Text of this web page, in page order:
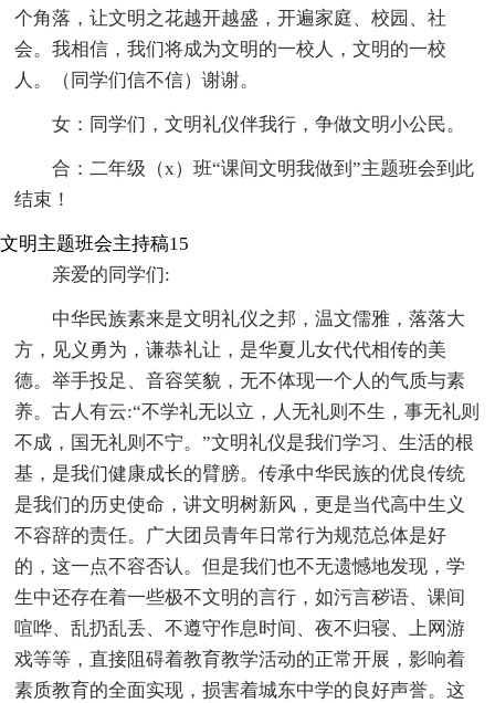
个角落，让文明之花越开越盛，开遍家庭、校园、社
会。我相信，我们将成为文明的一校人，文明的一校
人。（同学们信不信）谢谢。
女：同学们，文明礼仪伴我行，争做文明小公民。
合：二年级（x）班“课间文明我做到”主题班会到此
结束！
文明主题班会主持稿15
亲爱的同学们:
中华民族素来是文明礼仪之邦，温文儒雅，落落大
方，见义勇为，谦恭礼让，是华夏儿女代代相传的美
德。举手投足、音容笑貌，无不体现一个人的气质与素
养。古人有云:“不学礼无以立，人无礼则不生，事无礼则
不成，国无礼则不宁。”文明礼仪是我们学习、生活的根
基，是我们健康成长的臂膀。传承中华民族的优良传统
是我们的历史使命，讲文明树新风，更是当代高中生义
不容辞的责任。广大团员青年日常行为规范总体是好
的，这一点不容否认。但是我们也不无遗憾地发现，学
生中还存在着一些极不文明的言行，如污言秽语、课间
喧哗、乱扔乱丢、不遵守作息时间、夜不归寝、上网游
戏等等，直接阻碍着教育教学活动的正常开展，影响着
素质教育的全面实现，损害着城东中学的良好声誉。这